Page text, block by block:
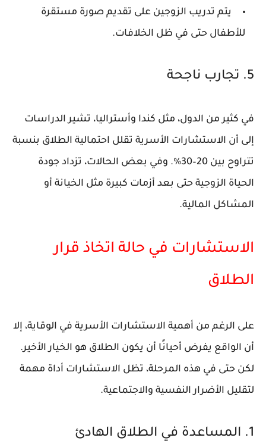
يتم تدريب الزوجين على تقديم صورة مستقرة
للأطفال حتى في ظل الخلافات.
5. تجارب ناجحة
في كثير من الدول، مثل كندا وأستراليا، تشير الدراسات
إلى أن الاستشارات الأسرية تقلل احتمالية الطلاق بنسبة
تتراوح بين 20–30%. وفي بعض الحالات، تزداد جودة
الحياة الزوجية حتى بعد أزمات كبيرة مثل الخيانة أو
المشاكل المالية.
الاستشارات في حالة اتخاذ قرار
الطلاق
على الرغم من أهمية الاستشارات الأسرية في الوقاية، إلا
أن الواقع يفرض أحيانًا أن يكون الطلاق هو الخيار الأخير.
لكن حتى في هذه المرحلة، تظل الاستشارات أداة مهمة
لتقليل الأضرار النفسية والاجتماعية.
1. المساعدة في الطلاق الهادئ